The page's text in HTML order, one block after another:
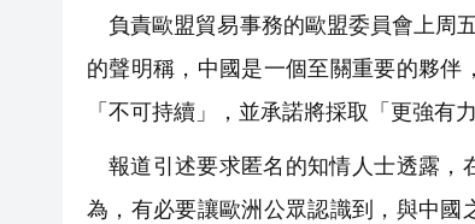
負責歐盟貿易事務的歐盟委員會上周
的聲明稱，中國是一個至關重要的夥
「不可持續」，並承諾將採取「更強有
報道引述要求匿名的知情人士透露，
為，有必要讓歐洲公眾認識到，與中